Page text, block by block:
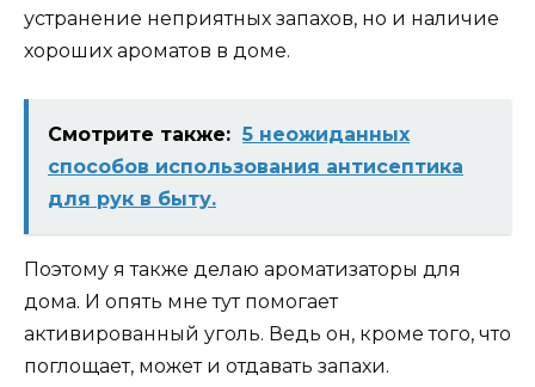
устранение неприятных запахов, но и наличие
хороших ароматов в доме.
Смотрите также: 5 неожиданных
способов использования антисептика
для рук в быту.
Поэтому я также делаю ароматизаторы для
дома. И опять мне тут помогает
активированный уголь. Ведь он, кроме того, что
поглощает, может и отдавать запахи.